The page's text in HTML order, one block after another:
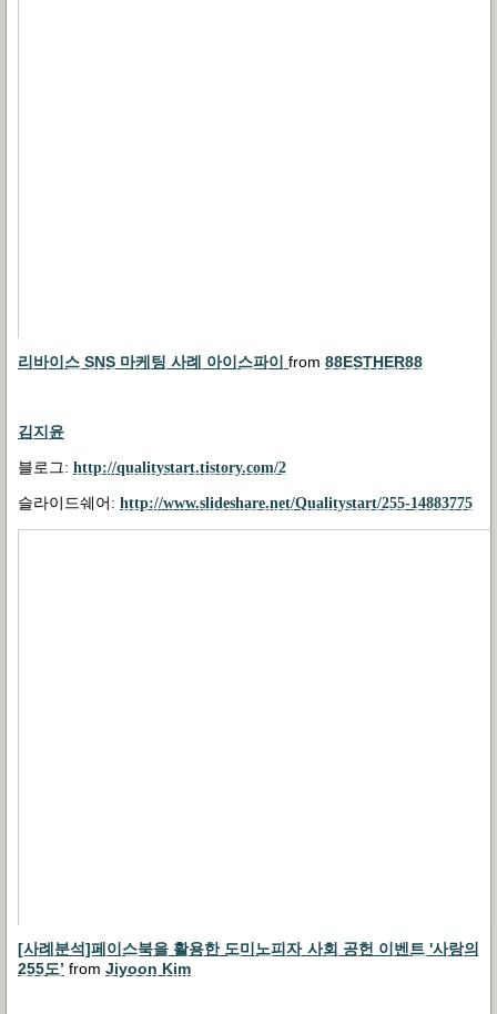
리바이스 SNS 마케팅 사례 아이스파이 from 88ESTHER88
김지윤
블로그: http://qualitystart.tistory.com/2
슬라이드쉐어: http://www.slideshare.net/Qualitystart/255-14883775
[사례분석]페이스북을 활용한 도미노피자 사회 공헌 이벤트 '사랑의
255도’ from Jiyoon Kim